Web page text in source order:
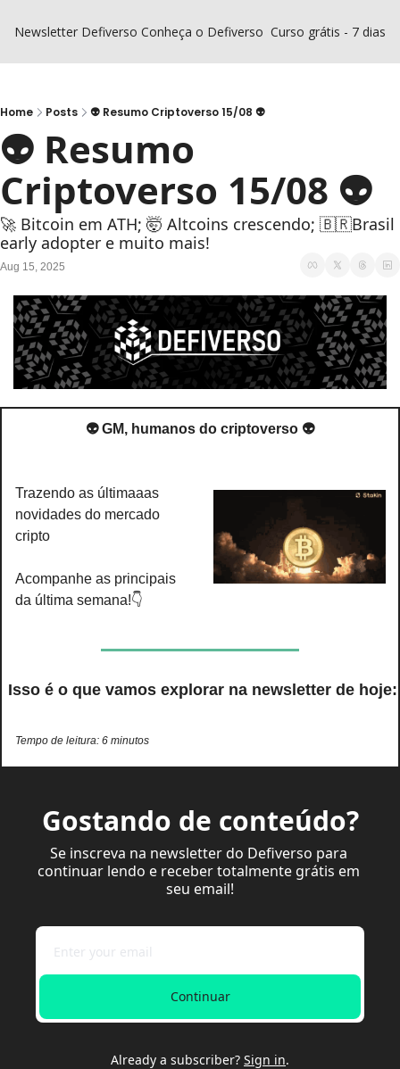
Newsletter Defiverso Conheça o Defiverso Curso grátis - 7 dias
Home Posts 👽 Resumo Criptoverso 15/08 👽
👽 Resumo
Criptoverso 15/08 👽
🚀 Bitcoin em ATH; 🤯 Altcoins crescendo; 🇧🇷Brasil
early adopter e muito mais!
Aug 15, 2025
👽 GM, humanos do criptoverso 👽
Trazendo as últimaaas
novidades do mercado
cripto
Acompanhe as principais
da última semana!👇
Isso é o que vamos explorar na newsletter de hoje:
Tempo de leitura: 6 minutos
Gostando de conteúdo?
Se inscreva na newsletter do Defiverso para
continuar lendo e receber totalmente grátis em
seu email!
Continuar
Already a subscriber? Sign in.